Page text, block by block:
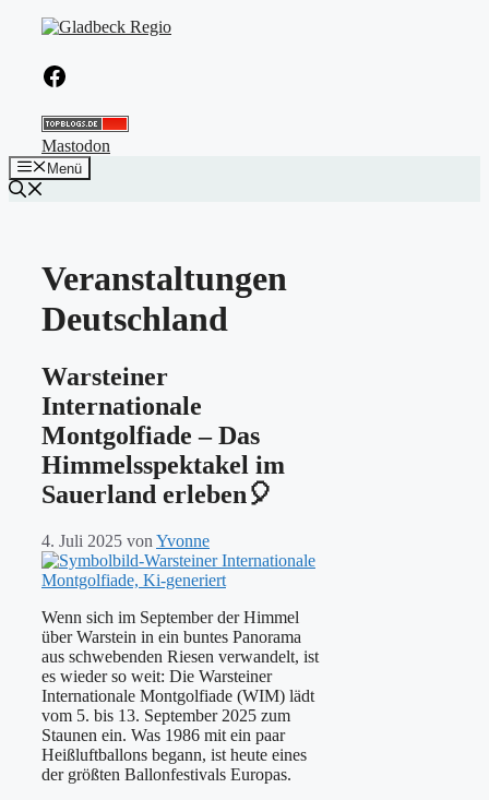
springenFacebook
Mastodon
Menü
Veranstaltungen
Deutschland
Warsteiner
Internationale
Montgolfiade – Das
Himmelsspektakel im
Sauerland erleben🎈
4. Juli 2025 von Yvonne
Wenn sich im September der Himmel
über Warstein in ein buntes Panorama
aus schwebenden Riesen verwandelt, ist
es wieder so weit: Die Warsteiner
Internationale Montgolfiade (WIM) lädt
vom 5. bis 13. September 2025 zum
Staunen ein. Was 1986 mit ein paar
Heißluftballons begann, ist heute eines
der größten Ballonfestivals Europas.